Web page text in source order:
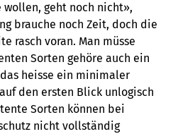
geht noch nicht»,
brauche noch Zeit, doch die
rasch voran. Man müsse
Sorten gehöre auch ein
heisse ein minimaler
den ersten Blick unlogisch
Sorten können bei
nicht vollständig